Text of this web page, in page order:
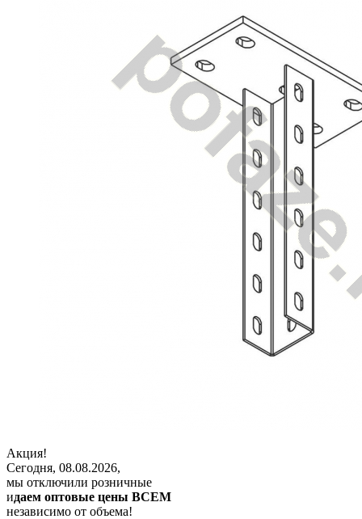
Акция!
Сегодня, 08.08.2026,
мы отключили розничные
идаем оптовые цены ВСЕМ
независимо от объема!